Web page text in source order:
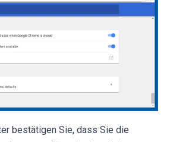
bestätigen Sie, dass Sie die